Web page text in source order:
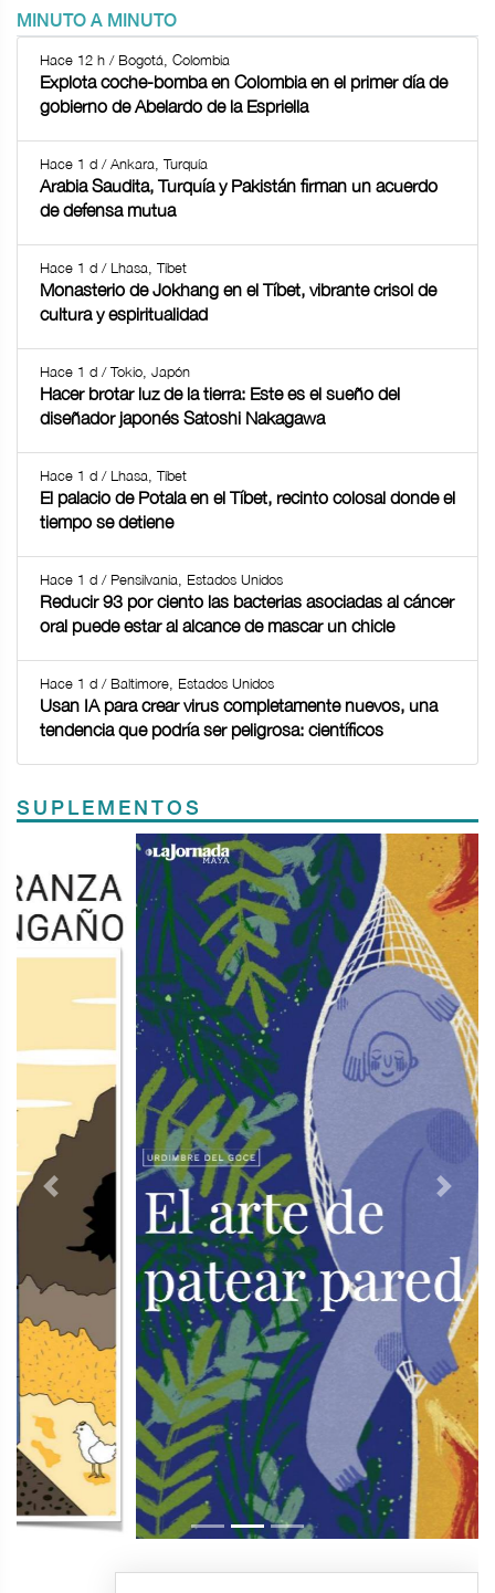
MINUTO A MINUTO
Hace 12 h / Bogotá, Colombia
Explota coche-bomba en Colombia en el primer día de
gobierno de Abelardo de la Espriella
Hace 1 d / Ankara, Turquía
Arabia Saudita, Turquía y Pakistán firman un acuerdo
de defensa mutua
Hace 1 d / Lhasa, Tíbet
Monasterio de Jokhang en el Tíbet, vibrante crisol de
cultura y espiritualidad
Hace 1 d / Tokio, Japón
Hacer brotar luz de la tierra: Este es el sueño del
diseñador japonés Satoshi Nakagawa
Hace 1 d / Lhasa, Tíbet
El palacio de Potala en el Tíbet, recinto colosal donde el
tiempo se detiene
Hace 1 d / Pensilvania, Estados Unidos
Reducir 93 por ciento las bacterias asociadas al cáncer
oral puede estar al alcance de mascar un chicle
Hace 1 d / Baltimore, Estados Unidos
Usan IA para crear virus completamente nuevos, una
tendencia que podría ser peligrosa: científicos
SUPLEMENTOS
Previous Next